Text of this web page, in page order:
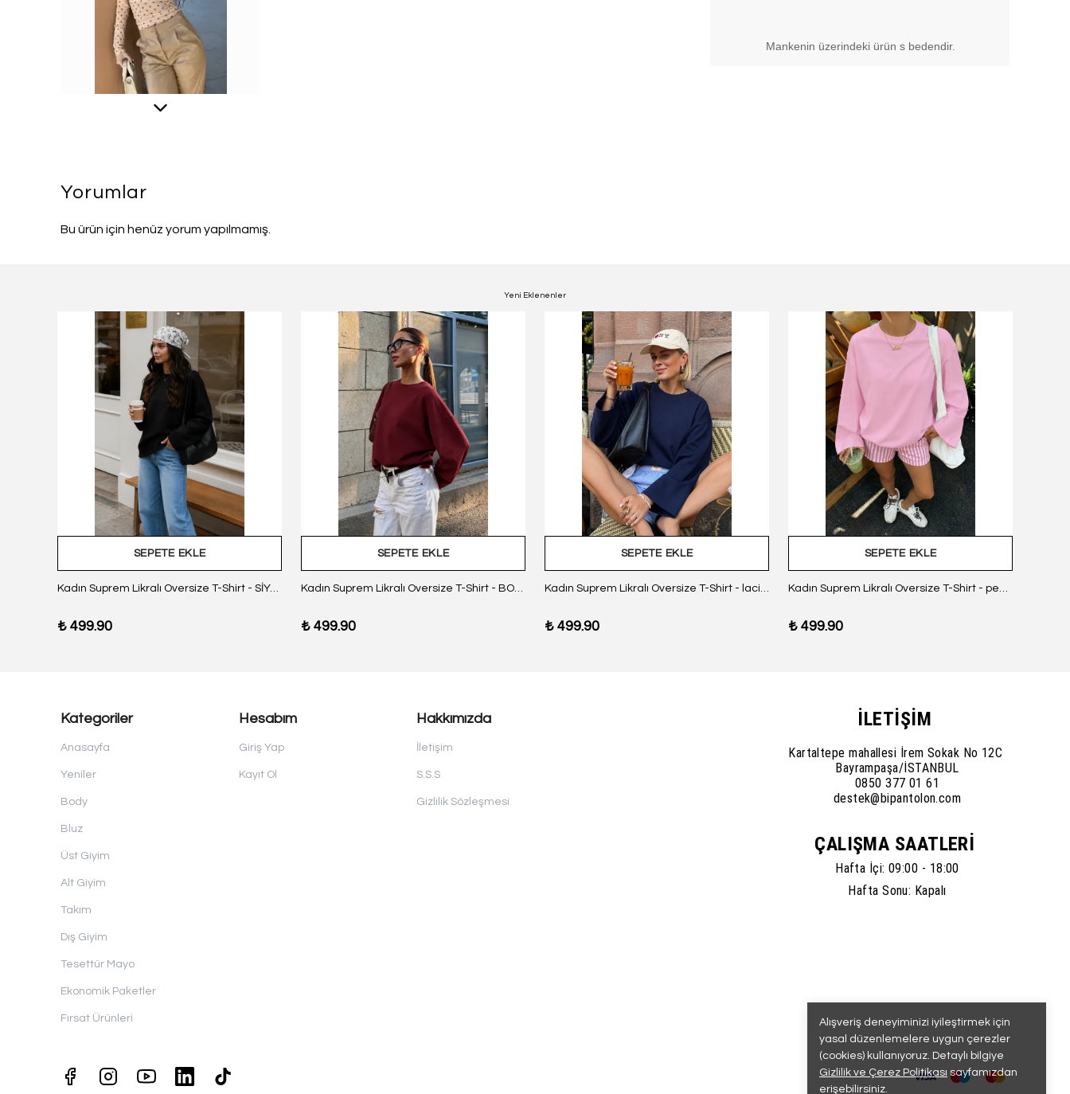
Alışveriş deneyiminizi iyileştirmek için
yasal düzenlemelere uygun çerezler
(cookies) kullanıyoruz. Detaylı bilgiye
Gizlilik ve Çerez Politikası sayfamızdan
erişebilirsiniz.
Mankenin üzerindeki ürün s bedendir.
Yorumlar
Bu ürün için henüz yorum yapılmamış.
Yeni Eklenenler
SEPETE EKLE
Kadın Suprem Likralı Oversize T-Shirt - SİYAH
₺ 499.90
SEPETE EKLE
Kadın Suprem Likralı Oversize T-Shirt - BORDO
₺ 499.90
SEPETE EKLE
Kadın Suprem Likralı Oversize T-Shirt - lacivert
₺ 499.90
SEPETE EKLE
Kadın Suprem Likralı Oversize T-Shirt - pembe
₺ 499.90
Kategoriler
Anasayfa
Yeniler
Body
Bluz
Üst Giyim
Alt Giyim
Takım
Dış Giyim
Tesettür Mayo
Ekonomik Paketler
Fırsat Ürünleri
Hesabım
Giriş Yap
Kayıt Ol
Hakkımızda
İletişim
S.S.S
Gizlilik Sözleşmesi
İLETİŞİM
Kartaltepe mahallesi İrem Sokak No 12C
Bayrampaşa/İSTANBUL
0850 377 01 61
destek@bipantolon.com
ÇALIŞMA SAATLERİ
Hafta İçi: 09:00 - 18:00
Hafta Sonu: Kapalı